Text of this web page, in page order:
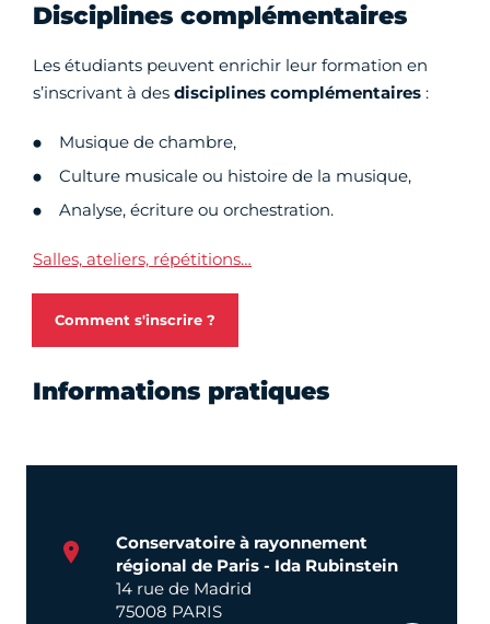
Disciplines complémentaires
Les étudiants peuvent enrichir leur formation en
s’inscrivant à des disciplines complémentaires :
Musique de chambre,
Culture musicale ou histoire de la musique,
Analyse, écriture ou orchestration.
Salles, ateliers, répétitions…
Comment s'inscrire ?
Informations pratiques
Conservatoire à rayonnement
régional de Paris - Ida Rubinstein
14 rue de Madrid
75008 PARIS